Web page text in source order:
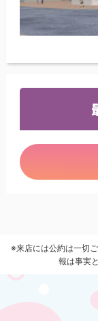
※来店には公約は一切
報は事実